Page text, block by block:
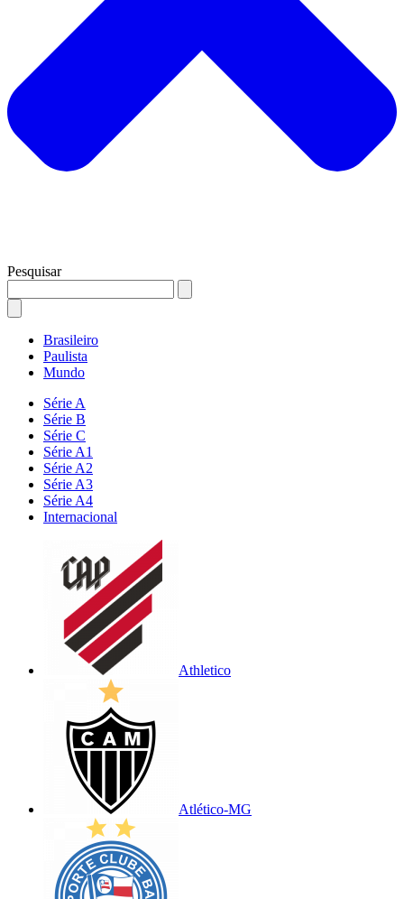
Pesquisar
Brasileiro
Paulista
Mundo
Série A
Série B
Série C
Série A1
Série A2
Série A3
Série A4
Internacional
Athletico
Atlético-MG